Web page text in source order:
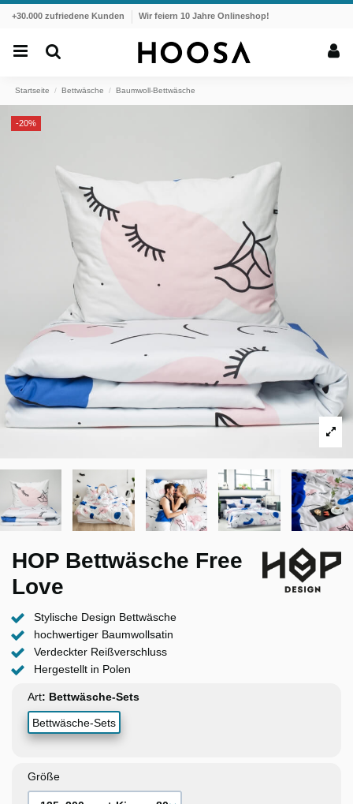
+30.000 zufriedene Kunden Wir feiern 10 Jahre Onlineshop!
Startseite Bettwäsche Baumwoll-Bettwäsche
-20%
HOP Bettwäsche Free
Love
Stylische Design Bettwäsche
hochwertiger Baumwollsatin
Verdeckter Reißverschluss
Hergestellt in Polen
Art
Bettwäsche-Sets
Größe